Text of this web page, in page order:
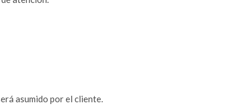
asumido por el cliente.